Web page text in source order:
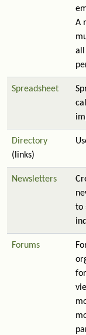
A
all
Spreadsheet
Directory
(links)
Newsletters
to
Forums